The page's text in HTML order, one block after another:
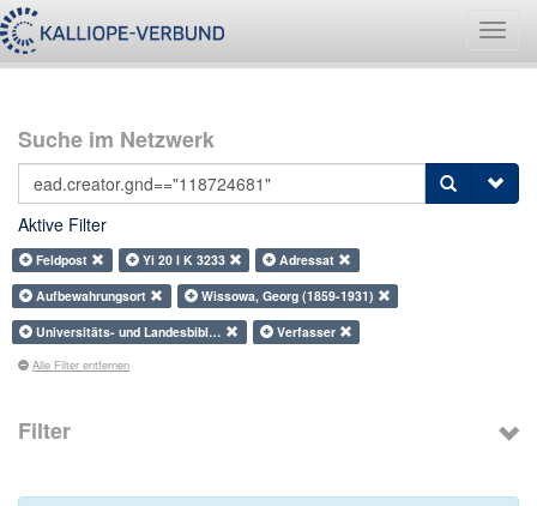
Suche im Netzwerk
Aktive Filter
Feldpost Yi 20 I K 3233
Adressat
Aufbewahrungsort
Wissowa, Georg (1859-1931)
Universitäts- und Landesbibl…
Verfasser
Alle Filter entfernen
Filter